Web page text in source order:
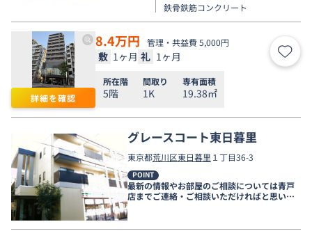
鉄骨鉄筋コンクリート
詳細を確認
8.4万円 管理・共益費 5,000円
敷 1ヶ月 礼 1ヶ月 お気
所在階
5階
間取り
1K
専有面積
19.38㎡
グレースコート東日暮里
東京都荒川区東日暮里 １丁目36-3
POINT
最新の情報やお部屋のご相談については青戸
店までご連絡・ご相談いただければと思いま
す。